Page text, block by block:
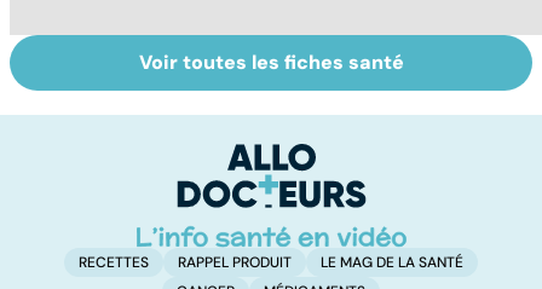
Comment
maîtriser le
Accident
vasculaire
également
touché
Voir toutes les fiches santé
RECETTES RAPPEL PRODUIT
LE MAG DE LA SANTÉ